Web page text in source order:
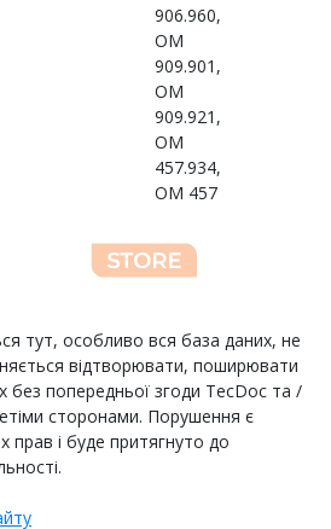
906.960,
OM
909.901,
OM
909.921,
OM
457.934,
OM 457
тут, особливо вся база даних, не
відтворювати, поширювати
без попередньої згоди TecDoc та /
сторонами. Порушення є
прав і буде притягнуто до